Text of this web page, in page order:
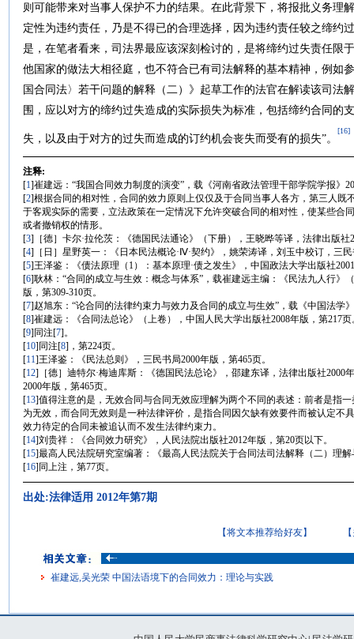
则可能带来对当事人保护不力的结果。在此背景下，将报批义务理
定性为违约责任，乃是不得已的合理选择，因为违约责任较之缔约
是，在笔者看来，司法界最应该深刻检讨的，是将缔约过失责任限
他国家的做法大相径庭，也不符合已有司法解释的基本精神，例如
国合同法〉若干问题的解释（二）》起草工作的法官在解读该司法
围，应以对方的缔约过失造成的实际损失为标准，包括缔约合同的
失，以及由于对方的过失而造成的订约机会丧失而受有的损失”。
[16]
注释:
[1]崔建远：“我国合同效力制度的演变”，载《河南省政法管理干部学院学报》
[2]根据合同的相对性，合同的效力原则上仅仅及于合同当事人各方，第三人既
于客观实际的需要，立法政策在一定情况下允许突破合同的相对性，使某些合
或者撤销权的情形。
[3]［德］卡尔·拉伦茨：《德国民法通论》（下册），王晓晔等译，法律出版社
[4]［日］星野英一：《日本民法概论·Ⅳ·契约》，姚荣涛译，刘玉中校订，三
[5]王泽鉴：《债法原理（1）：基本原理·债之发生》，中国政法大学出版社
[6]耿林：“合同的成立与生效：概念与体系”，载崔建远主编：《民法九人行》
版，第309-310页。
[7]赵旭东：“论合同的法律约束力与效力及合同的成立与生效”，载《中国法学
[8]崔建远：《合同法总论》（上卷），中国人民大学出版社2008年版，第217页
[9]同注[7]。
[10]同注[8]，第224页。
[11]王泽鉴：《民法总则》，三民书局2000年版，第465页。
[12]［德］迪特尔·梅迪库斯：《德国民法总论》，邵建东译，法律出版社2000
2000年版，第465页。
[13]值得注意的是，无效合同与合同无效应理解为两个不同的表述：前者是指
为无效，而合同无效则是一种法律评价，是指合同因欠缺有效要件而被认定不
效力待定的合同未被追认而不发生法律约束力。
[14]刘贵祥：《合同效力研究》，人民法院出版社2012年版，第20页以下。
[15]最高人民法院研究室编著：《最高人民法院关于合同法司法解释（二）理
[16]同上注，第77页。
出处:法律适用 2012年第7期
【将文本推荐给好友】
崔建远,吴光荣 中国法语境下的合同效力：理论与实践